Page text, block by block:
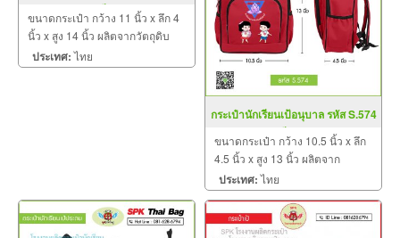
เขียว
ขนาดกระเป๋า กว้าง 11 นิ้ว x ลึก 4
นิ้ว x สูง 14 นิ้ว ผลิตจากวัตถุดิบ
เกรด A ฝีมือการเย็บดี ดูแลทุกขั้น
ตอน QC งาน 100% จำนวนผลิต
ประเทศ:ไทย
กระเป๋านักเรียนเป้อนุบาล รหัส S.574
สีแดง
ขนาดกระเป๋า กว้าง 10.5 นิ้ว x ลึก
4.5 นิ้ว x สูง 13 นิ้ว ผลิตจาก
วัตถุดิบเกรด A ฝีมือการเย็บดี ดูแล
ทุกขั้นตอน QC งาน 100% จำนวน
ผลิตขั้นต่ำ 30 ใบ มีหลากสีและ
หลายลาย
ประเทศ:ไทย